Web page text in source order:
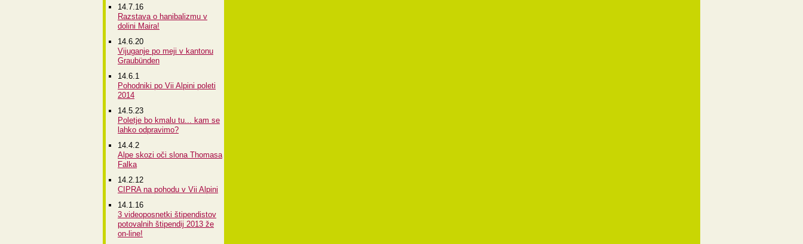
14.7.16
Razstava o hanibalizmu v
dolini Maira!
14.6.20
Vijuganje po meji v kantonu
Graubünden
14.6.1
Pohodniki po Vii Alpini poleti
2014
14.5.23
Poletje bo kmalu tu... kam se
lahko odpravimo?
14.4.2
Alpe skozi oči slona Thomasa
Falka
14.2.12
CIPRA na pohodu v Vii Alpini
14.1.16
3 videoposnetki štipendistov
potovalnih štipendij 2013 že
on-line!